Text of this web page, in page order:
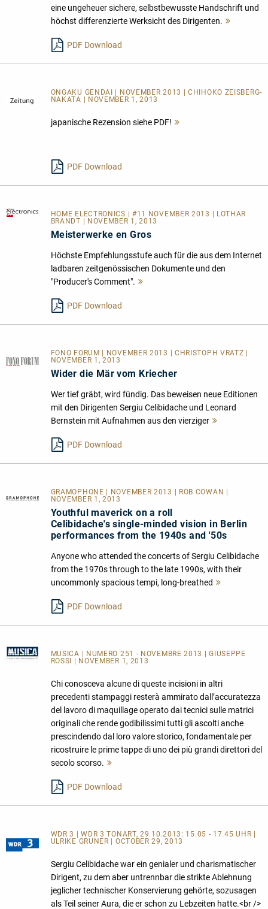
eine ungeheuer sichere, selbstbewusste Handschrift und
höchst differenzierte Werksicht des Dirigenten.
PDF Download
ONGAKU GENDAI | NOVEMBER 2013 | CHIHOKO ZEISBERG-
NAKATA | NOVEMBER 1, 2013
japanische Rezension siehe PDF!
PDF Download
HOME ELECTRONICS | #11 NOVEMBER 2013 | LOTHAR
BRANDT | NOVEMBER 1, 2013
Meisterwerke en Gros
Höchste Empfehlungsstufe auch für die aus dem Internet
ladbaren zeitgenössischen Dokumente und den
"Producer's Comment".
PDF Download
FONO FORUM | NOVEMBER 2013 | CHRISTOPH VRATZ |
NOVEMBER 1, 2013
Wider die Mär vom Kriecher
Wer tief gräbt, wird fündig. Das beweisen neue Editionen
mit den Dirigenten Sergiu Celibidache und Leonard
Bernstein mit Aufnahmen aus den vierziger
PDF Download
GRAMOPHONE | NOVEMBER 2013 | ROB COWAN |
NOVEMBER 1, 2013
Youthful maverick on a roll
Celibidache's single-minded vision in Berlin
performances from the 1940s and '50s
Anyone who attended the concerts of Sergiu Celibidache
from the 1970s through to the late 1990s, with their
uncommonly spacious tempi, long-breathed
PDF Download
MUSICA | NUMERO 251 - NOVEMBRE 2013 | GIUSEPPE
ROSSI | NOVEMBER 1, 2013
Chi conosceva alcune di queste incisioni in altri
precedenti stampaggi resterà ammirato dall’accuratezza
del lavoro di maquillage operato dai tecnici sulle matrici
originali che rende godibilissimi tutti gli ascolti anche
prescindendo dal loro valore storico, fondamentale per
ricostruire le prime tappe di uno dei più grandi direttori del
secolo scorso.
PDF Download
WDR 3 | WDR 3 TONART, 29.10.2013: 15.05 - 17.45 UHR |
ULRIKE GRUNER | OCTOBER 29, 2013
Sergiu Celibidache war ein genialer und charismatischer
Dirigent, zu dem aber untrennbar die strikte Ablehnung
jeglicher technischer Konservierung gehörte, sozusagen
als Teil seiner Aura, die er schon zu Lebzeiten hatte.<br />